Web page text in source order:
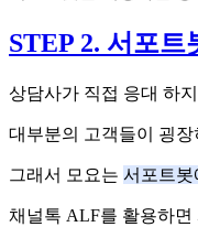
STEP 2. 서포
상담사가 직접 응대 하
대부분의 고객들이 굉
그래서 모요는 서포트봇
채널톡 ALF를 활용하